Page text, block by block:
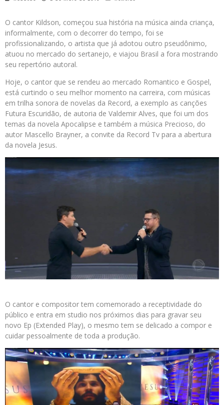
O cantor Kildson, começou sua história na música ainda criança,
informalmente, com o decorrer do tempo, foi se
profissionalizando, o artista que já adotou outro pseudônimo,
atuou no mercado do sertanejo, e viajou Brasil a fora mostrando
seu repertório autoral.
Hoje, o cantor que se rendeu ao mercado Romantico e Gospel,
está curtindo o seu melhor momento na carreira, com músicas
em trilha sonora de novelas da Record, a exemplo as canções
Futura Escuridão, de autoria de Valdemir Alves, que foi um dos
temas da novela Apocalipse e também a música Precioso, do
autor Mascello Brayner, a convite da Record Tv para a abertura
da novela Jesus.
O cantor e compositor tem comemorado a receptividade do
público e entra em studio nos próximos dias para gravar seu
novo Ep (Extended Play), o mesmo tem se delicado a compor e
cuidar pessoalmente de toda a produção.